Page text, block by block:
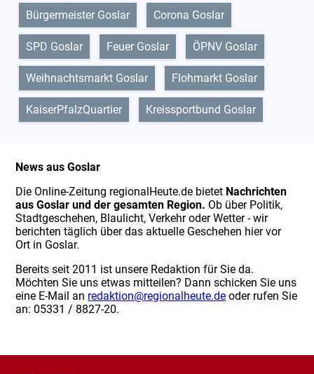
Bürgermeister Goslar Corona Goslar
SPD Goslar Feuer Goslar ÖPNV Goslar
Weihnachtsmarkt Goslar Flohmarkt Goslar
KaiserPfalzQuartier Kreissportbund Goslar
News aus Goslar
Die Online-Zeitung regionalHeute.de bietet Nachrichten
aus Goslar und der gesamten Region. Ob über Politik,
Stadtgeschehen, Blaulicht, Verkehr oder Wetter - wir
berichten täglich über das aktuelle Geschehen hier vor
Ort in Goslar.
Bereits seit 2011 ist unsere Redaktion für Sie da.
Möchten Sie uns etwas mitteilen? Dann schicken Sie uns
eine E-Mail an redaktion@regionalheute.de oder rufen Sie
an: 05331 / 8827-20.